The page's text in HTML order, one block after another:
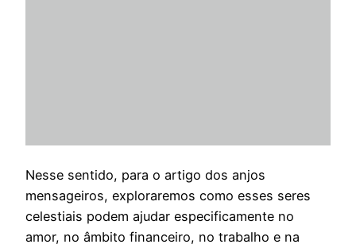
Nesse sentido, para o artigo dos anjos
mensageiros, exploraremos como esses seres
celestiais podem ajudar especificamente no
amor, no âmbito financeiro, no trabalho e na